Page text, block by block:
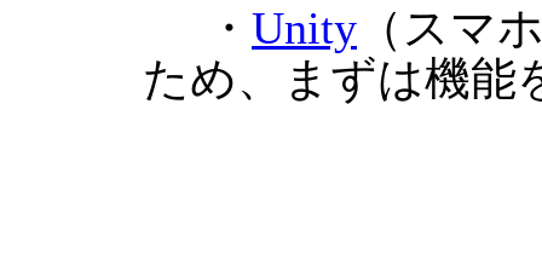
・ Unity （スマ
ため、まずは機能